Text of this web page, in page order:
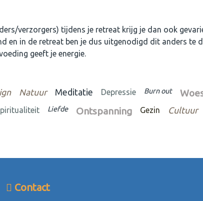
verzorgers) tijdens je retreat krijg je dan ook
en in de retreat ben je dus uitgenodigd dit anders te
geeft je energie.
Natuur Meditatie Depressie Burn out
Liefde Ontspanning Gezin
Cultuur
Contact